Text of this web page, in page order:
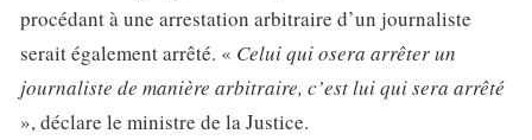
procédant à une arrestation arbitraire d’un journaliste
serait également arrêté. « Celui qui osera arrêter un
journaliste de manière arbitraire, c’est lui qui sera arrêté
», déclare le ministre de la Justice.